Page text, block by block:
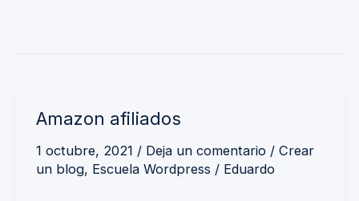
Amazon afiliados
1 octubre, 2021 / Deja un comentario / Crear
un blog, Escuela Wordpress / Eduardo
afiliados